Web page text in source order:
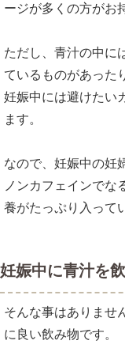
ージが多くの方がお
ただし、青汁の中に
ているものがあった
妊娠中には避けたい
ます。
なので、妊娠中の妊
ノンカフェインでな
養がたっぷり入って
妊娠中に青汁を
そんな事はありませ
に良い飲み物です。